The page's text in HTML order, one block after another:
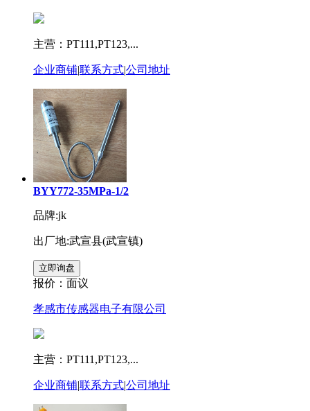
主营：PT111,PT123,...
企业商铺|联系方式|公司地址
BYY772-35MPa-1/2
品牌:jk
出厂地:武宣县(武宣镇)
报价： 面议
孝感市传感器电子有限公司
主营：PT111,PT123,...
企业商铺|联系方式|公司地址